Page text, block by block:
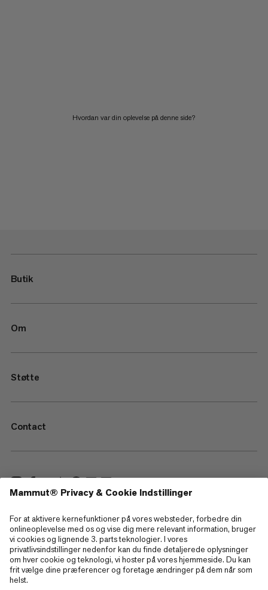
Hvordan var din oplevelse på denne side?
Butik
Om
Støtte
Contact
—
Sitemap
Cookies